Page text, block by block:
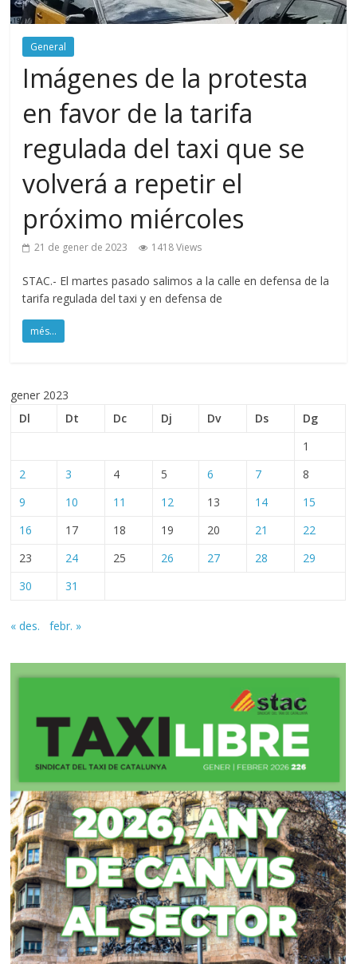
General
Imágenes de la protesta
en favor de la tarifa
regulada del taxi que se
volverá a repetir el
próximo miércoles
21 de gener de 2023 1418 Views
STAC.- El martes pasado salimos a la calle en defensa de la
tarifa regulada del taxi y en defensa de
més...
gener 2023
Dl
Dt Dc Dj Dv Ds
Dg
1
2
3 4 5 6 7
8
9
10 11 12 13 14
15
16
17 18 19 20 21
22
23
24 25 26 27 28
29
30
31
« des. febr. »